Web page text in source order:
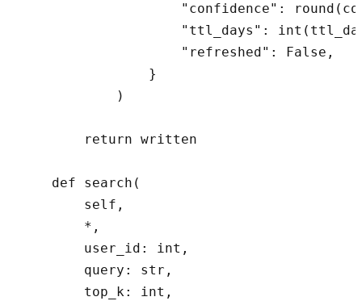
"confidence":
"ttl_days":
                    "refreshed": False,
                }
            )
        return written
    def search(
        self,
        *,
        user_id: int,
        query: str,
        top_k: int,